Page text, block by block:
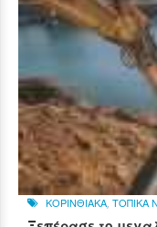
ΚΟΡΙΝΘΙΑΚΑ ΤΟΠΙΚΑ